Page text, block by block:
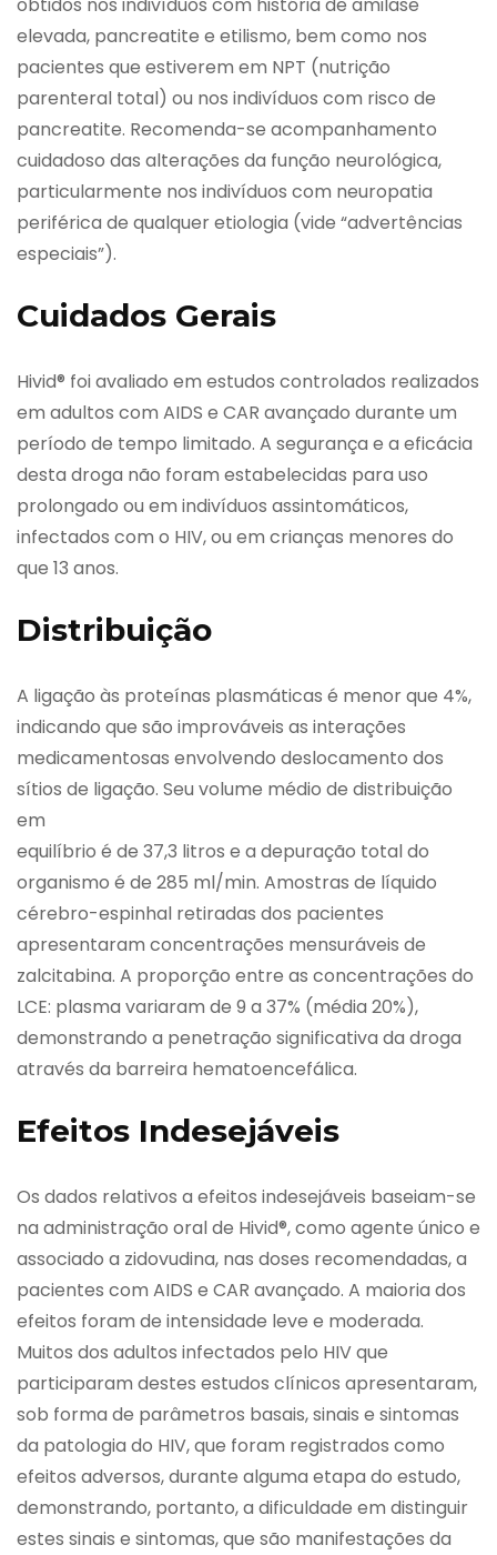
elevada, pancreatite e etilismo, bem como nos
pacientes que estiverem em NPT (nutrição
parenteral total) ou nos indivíduos com risco de
pancreatite. Recomenda-se acompanhamento
cuidadoso das alterações da função neurológica,
particularmente nos indivíduos com neuropatia
periférica de qualquer etiologia (vide “advertências
especiais”).
Cuidados Gerais
Hivid® foi avaliado em estudos controlados realizados
em adultos com AIDS e CAR avançado durante um
período de tempo limitado. A segurança e a eficácia
desta droga não foram estabelecidas para uso
prolongado ou em indivíduos assintomáticos,
infectados com o HIV, ou em crianças menores do
que 13 anos.
Distribuição
A ligação às proteínas plasmáticas é menor que 4%,
indicando que são improváveis as interações
medicamentosas envolvendo deslocamento dos
sítios de ligação. Seu volume médio de distribuição
em
equilíbrio é de 37,3 litros e a depuração total do
organismo é de 285 ml/min. Amostras de líquido
cérebro-espinhal retiradas dos pacientes
apresentaram concentrações mensuráveis de
zalcitabina. A proporção entre as concentrações do
LCE: plasma variaram de 9 a 37% (média 20%),
demonstrando a penetração significativa da droga
através da barreira hematoencefálica.
Efeitos Indesejáveis
Os dados relativos a efeitos indesejáveis baseiam-se
na administração oral de Hivid®, como agente único e
associado a zidovudina, nas doses recomendadas, a
pacientes com AIDS e CAR avançado. A maioria dos
efeitos foram de intensidade leve e moderada.
Muitos dos adultos infectados pelo HIV que
participaram destes estudos clínicos apresentaram,
sob forma de parâmetros basais, sinais e sintomas
da patologia do HIV, que foram registrados como
efeitos adversos, durante alguma etapa do estudo,
demonstrando, portanto, a dificuldade em distinguir
estes sinais e sintomas, que são manifestações da